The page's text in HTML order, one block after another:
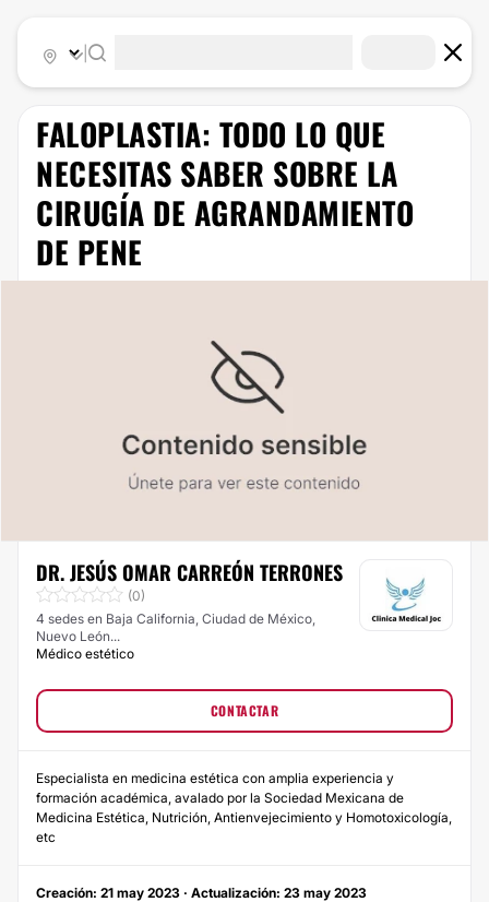
FALOPLASTIA: TODO LO QUE
NECESITAS SABER SOBRE LA
CIRUGÍA DE AGRANDAMIENTO
DE PENE
DR. JESÚS OMAR CARREÓN TERRONES
(0)
4 sedes en Baja California, Ciudad de México,
Nuevo León...
Médico estético
CONTACTAR
Especialista en medicina estética con amplia experiencia y
formación académica, avalado por la Sociedad Mexicana de
Medicina Estética, Nutrición, Antienvejecimiento y Homotoxicología,
etc
Creación: 21 may 2023 · Actualización: 23 may 2023